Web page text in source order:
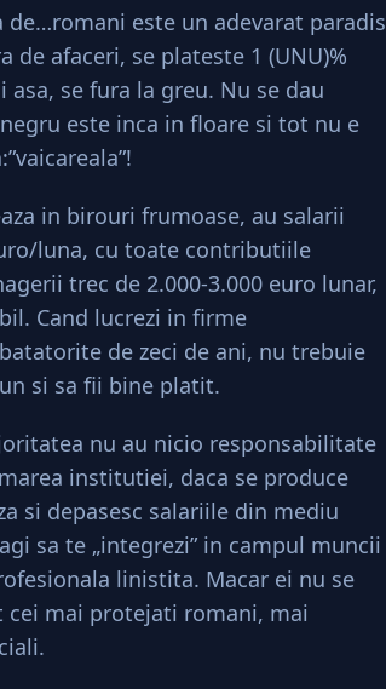
este un adevarat paradis
de afaceri, se plateste 1 (UNU)%
se fura la greu. Nu se dau
este inca in floare si tot nu e
in birouri frumoase, au salarii
luna, cu toate contributiile
trec de 2.000-3.000 euro lunar,
Cand lucrezi in firme
de zeci de ani, nu trebuie
si sa fii bine platit.
nu au nicio responsabilitate
institutiei, daca se produce
si depasesc salariile din mediu
sa te „integrezi” in campul muncii
linistita. Macar ei nu se
cei mai protejati romani, mai